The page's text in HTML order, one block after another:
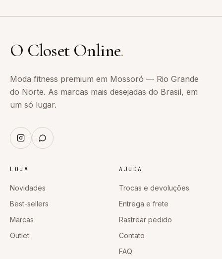
O Closet Online.
Moda fitness premium em Mossoró — Rio Grande
do Norte. As marcas mais desejadas do Brasil, em
um só lugar.
LOJA
Novidades
Best-sellers
Marcas
Outlet
AJUDA
Trocas e devoluções
Entrega e frete
Rastrear pedido
Contato
FAQ